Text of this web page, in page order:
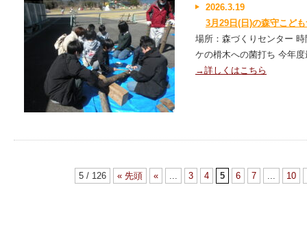
2026.3.19
3月29日(日)の森守こど
場所：森づくりセンター
ケの榾木への菌打ち 今年
→詳しくはこちら
5 / 126 « 先頭 « ... 3 4 5 6 7 ... 10